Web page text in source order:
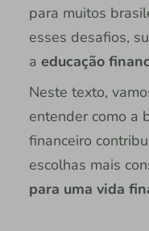
para muitos
esses desafios,
a educação
Neste texto,
entender como a
financeiro
escolhas mais
para uma vida